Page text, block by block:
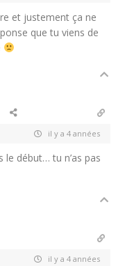
et justement ça ne
que tu viens de
il y a 4 années
le début… tu n’as pas
il y a 4 années